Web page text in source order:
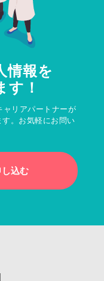
情報を
す！
ャリアパートナーが
。お気軽にお問い
込む